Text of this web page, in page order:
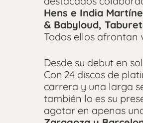
Hens e India
& Babyloud,
Todos ellos afrontan
Desde su debut en
Con 24 discos de
carrera y una larga
también lo es su
agotar en apenas